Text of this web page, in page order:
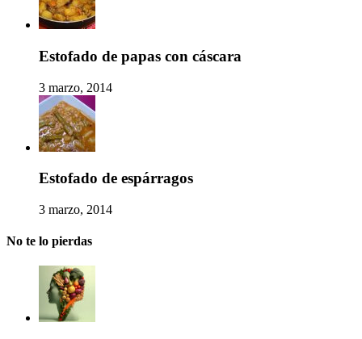
Estofado de papas con cáscara
3 marzo, 2014
Estofado de espárragos
3 marzo, 2014
No te lo pierdas